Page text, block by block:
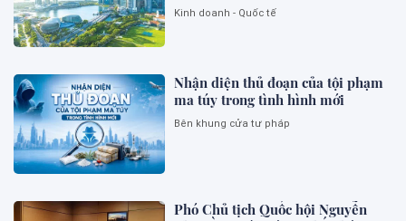
Kinh doanh - Quốc tế
Nhận diện thủ đoạn của tội phạm
ma túy trong tình hình mới
Bên khung cửa tư pháp
Phó Chủ tịch Quốc hội Nguyễn